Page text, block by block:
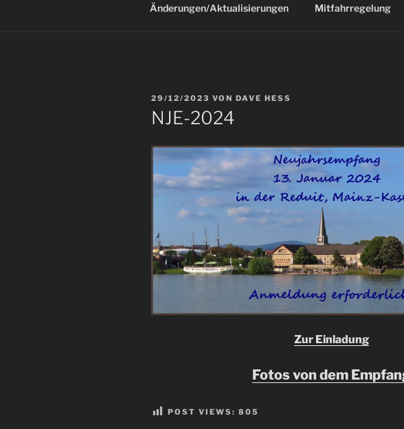
Änderungen/Aktualisierungen Mitfahrregelung
VERÖFFENTLICHT
AM
29/12/2023 VON DAVE HESS
NJE-2024
Zur Einladung
Fotos von dem
POST VIEWS: 805